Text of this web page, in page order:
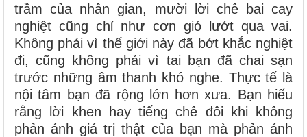
trầm của nhân gian, mười lời chê bai cay
nghiệt cũng chỉ như cơn gió lướt qua vai.
Không phải vì thế giới này đã bớt khắc nghiệt
đi, cũng không phải vì tai bạn đã chai sạn
trước những âm thanh khó nghe. Thực tế là
nội tâm bạn đã rộng lớn hơn xưa. Bạn hiểu
rằng lời khen hay tiếng chê đôi khi không
phản ánh giá trị thật của bạn mà phản ánh